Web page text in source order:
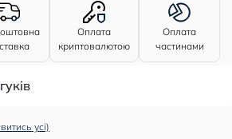
Оплата
криптовалютою
Оплата
частинами
усі)